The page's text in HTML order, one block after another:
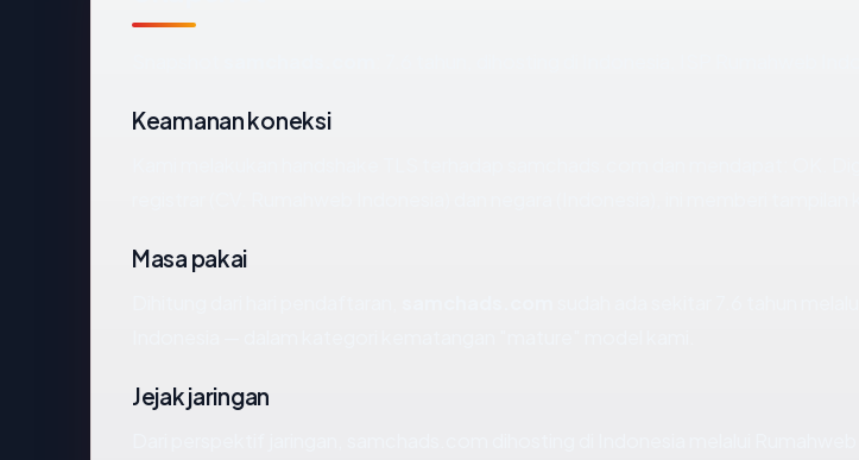
Keamanan koneksi
Masa pakai
Jejak jaringan